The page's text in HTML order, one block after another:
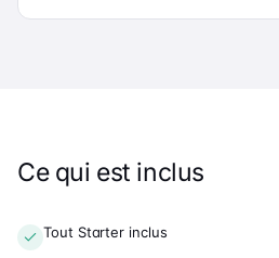
Ce qui est inclus
Tout Starter inclus